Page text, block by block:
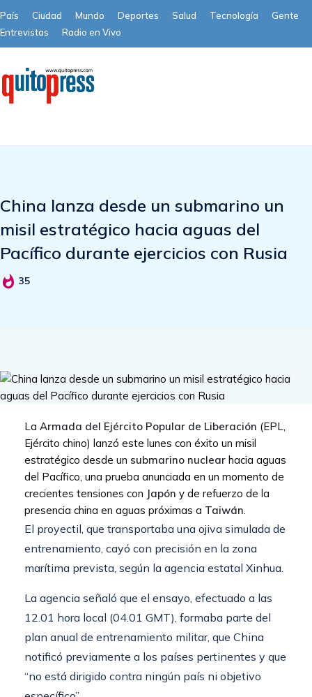
País Ciudad Mundo Deportes Salud Tecnología
Gente
Entrevistas
Radio en Vivo
China lanza desde un submarino un
misil estratégico hacia aguas del
Pacífico durante ejercicios con Rusia
35
La Armada del Ejército Popular de Liberación (EPL,
Ejército chino) lanzó este lunes con éxito un misil
estratégico desde un submarino nuclear hacia aguas
del Pacífico, una prueba anunciada en un momento de
crecientes tensiones con Japón y de refuerzo de la
presencia china en aguas próximas a Taiwán.
El proyectil, que transportaba una ojiva simulada de
entrenamiento, cayó con precisión en la zona
marítima prevista, según la agencia estatal Xinhua.
La agencia señaló que el ensayo, efectuado a las
12.01 hora local (04.01 GMT), formaba parte del
plan anual de entrenamiento militar, que China
notificó previamente a los países pertinentes y que
“no está dirigido contra ningún país ni objetivo